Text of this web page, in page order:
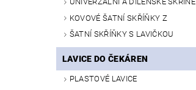
KOVOVÉ ŠATNÍ SKŘÍŇKY Z
ŠATNÍ SKŘÍŇKY S LAVIČKOU
LAVICE DO ČEKÁREN
PLASTOVÉ LAVICE